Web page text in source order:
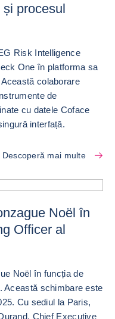
procesul
Risk Intelligence
One în platforma sa
colaborare
de
cu datele Coface
interfață.
Descoperă mai multe
Noël în
Officer al
Noël în funcția de
Această schimbare este
Cu sediul la Paris,
Chief Executive